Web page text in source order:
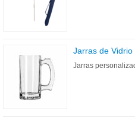
Jarras de Vidrio
Jarras